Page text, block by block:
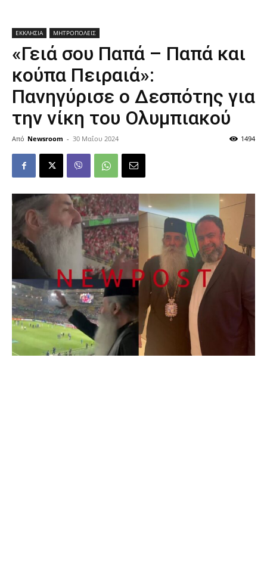
ΕΚΚΛΗΣΙΑ ΜΗΤΡΟΠΟΛΕΙΣ
«Γειά σου Παπά – Παπά και
κούπα Πειραιά»:
Πανηγύρισε ο Δεσπότης για
την νίκη του Ολυμπιακού
Από Newsroom - 30 Μαΐου 2024 1494